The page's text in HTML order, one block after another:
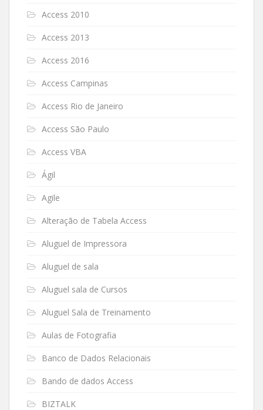
Access 2010
Access 2013
Access 2016
Access Campinas
Access Rio de Janeiro
Access São Paulo
Access VBA
Ágil
Agile
Alteração de Tabela Access
Aluguel de Impressora
Aluguel de sala
Aluguel sala de Cursos
Aluguel Sala de Treinamento
Aulas de Fotografia
Banco de Dados Relacionais
Bando de dados Access
BIZTALK